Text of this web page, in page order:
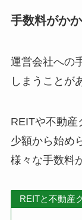
手数料がか
運営会社への
しまうことが
REITや不動産
少額から始め
様々な手数料
REITと不動産